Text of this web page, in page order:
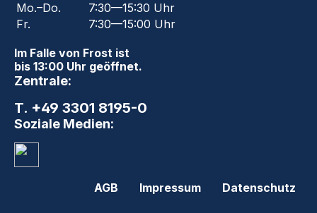
Mo.–Do.
7:30—15:30 Uhr
Fr.
7:30—15:00 Uhr
Im Falle von Frost ist
bis 13:00 Uhr geöffnet.
Zentrale:
T. +49 3301 8195-0
Soziale Medien:
AGB Impressum Datenschutz